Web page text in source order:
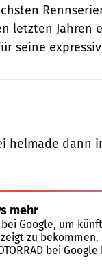
letzten Jahren
seine
helmade dann
mehr
bei Google, um
zu
bei